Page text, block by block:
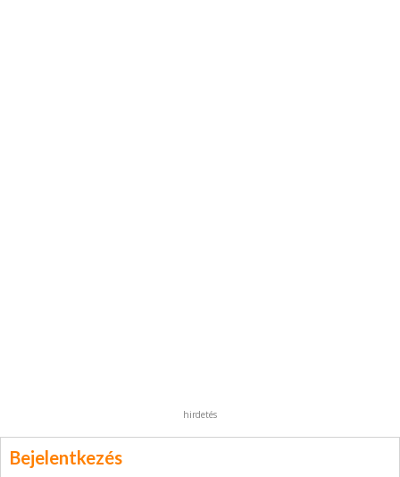
hirdetés
Bejelentkezés